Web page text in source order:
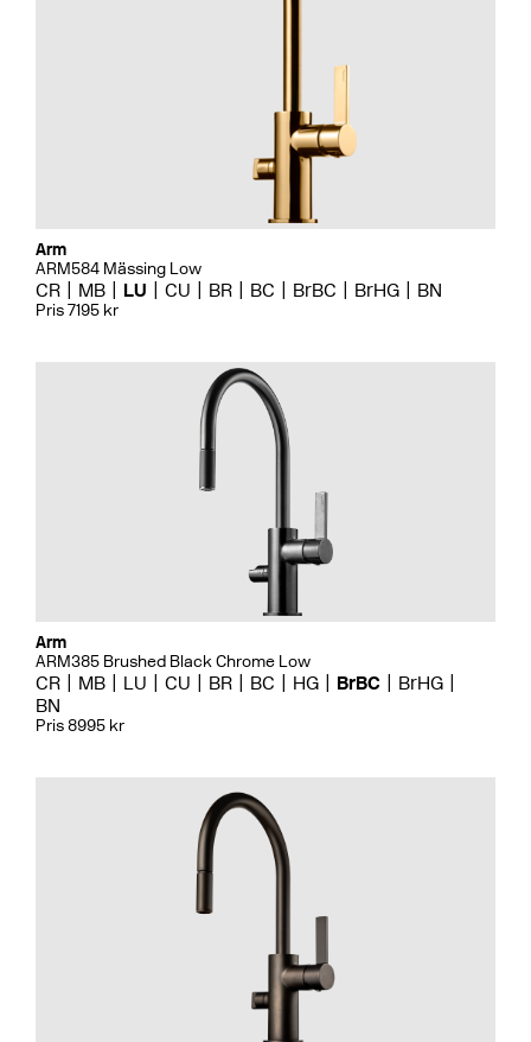
Arm
ARM584 Mässing Low
CR MB LU CU BR BC BrBC BrHG BN
Pris 7195 kr
Arm
ARM385 Brushed Black Chrome Low
CR MB LU CU BR BC HG BrBC
BrHG
BN
Pris 8995 kr